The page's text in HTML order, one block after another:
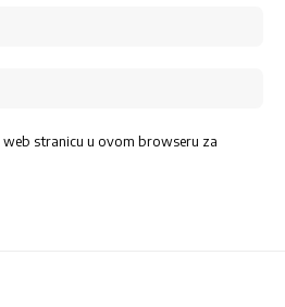
web stranicu u ovom browseru za